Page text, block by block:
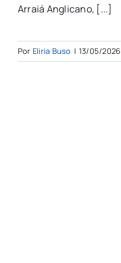
Arraiá Anglicano, [...]
Por Eliria Buso | 13/05/2026